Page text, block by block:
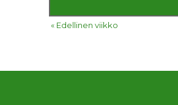
« Edellinen viikko